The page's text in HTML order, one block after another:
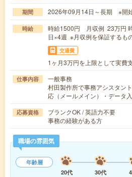
期間 2026年09月14日～長期 ※開
時給
時給1500円 月収例 23万円
日×4週 ※月収例を保証するも
交通費
1ヶ月3万円を上限として実費
仕事内容
一般事務
村田製作所で事務アシスタン
応（メールメイン）・データ
応募資格
ブランクOK / 英語力不要
事務の経験がある方
職場の雰囲気
年齢層
20代
30代